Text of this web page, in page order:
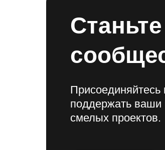
поддержать ваши
смелых проектов.